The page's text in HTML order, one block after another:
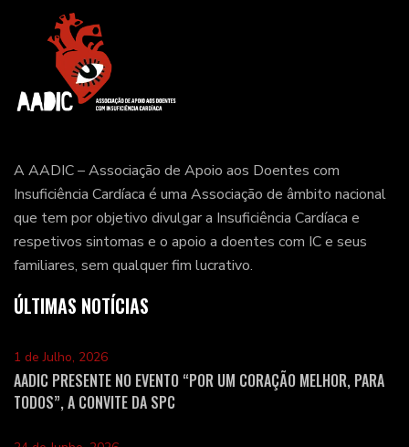
A AADIC – Associação de Apoio aos Doentes com
Insuficiência Cardíaca é uma Associação de âmbito nacional
que tem por objetivo divulgar a Insuficiência Cardíaca e
respetivos sintomas e o apoio a doentes com IC e seus
familiares, sem qualquer fim lucrativo.
ÚLTIMAS NOTÍCIAS
1 de Julho, 2026
AADIC PRESENTE NO EVENTO “POR UM CORAÇÃO MELHOR, PARA
TODOS”, A CONVITE DA SPC